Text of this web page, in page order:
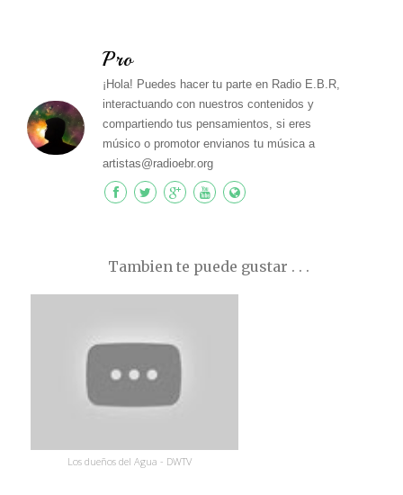
Pro
¡Hola! Puedes hacer tu parte en Radio E.B.R,
interactuando con nuestros contenidos y
compartiendo tus pensamientos, si eres
músico o promotor envianos tu música a
artistas@radioebr.org
Tambien te puede gustar . . .
Los dueños del Agua - DWTV